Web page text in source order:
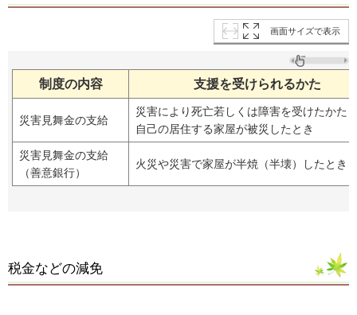
画面サイズで表示
制度の内容 支援を受けられるかた
災害見舞金の支給
災害により死亡若しくは障害を受けたかた
自己の居住する家屋が被災したとき
災害見舞金の支給
（善意銀行）
火災や災害で家屋が半焼（半壊）したとき
税金などの減免